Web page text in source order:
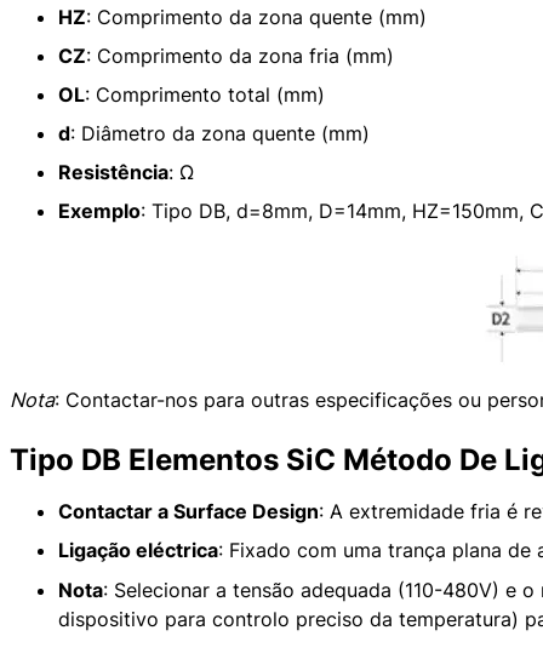
HZ: Comprimento da zona quente (mm)
CZ: Comprimento da zona fria (mm)
OL: Comprimento total (mm)
d: Diâmetro da zona quente (mm)
Resistência: Ω
Exemplo: Tipo DB, d=8mm, D=14mm, HZ=150mm,
Nota: Contactar-nos para outras especificações ou
Tipo DB Elementos SiC Método De
Contactar a Surface Design: A extremidade fria é
Ligação eléctrica: Fixado com uma trança plana
Nota: Selecionar a tensão adequada (110-480V) e
dispositivo para controlo preciso da temperatura)